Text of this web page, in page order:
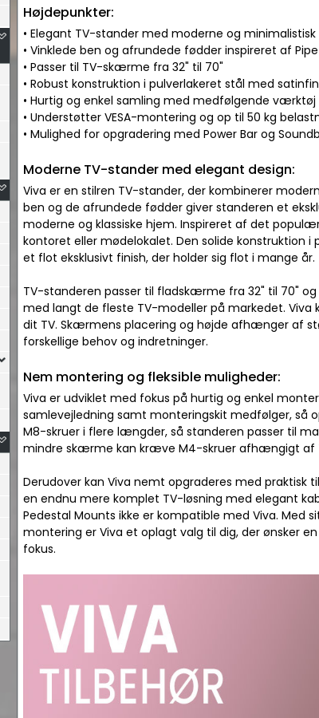
Højdepunkter:
• Elegant TV-stander med moderne og minimalistisk
• Vinklede ben og afrundede fødder inspireret af
• Passer til TV-skærme fra 32" til 70"
• Robust konstruktion i pulverlakeret stål med
• Hurtig og enkel samling med medfølgende værktøj
• Understøtter VESA-montering og op til 50 kg
• Mulighed for opgradering med Power Bar og
Moderne TV-stander med elegant design:
Viva er en stilren TV-stander, der kombinerer
ben og de afrundede fødder giver standeren et
moderne og klassiske hjem. Inspireret af det
kontoret eller mødelokalet. Den solide konstruktion
et flot eksklusivt finish, der holder sig flot i mange år.
TV-standeren passer til fladskærme fra 32" til 70"
med langt de fleste TV-modeller på markedet. Viva
dit TV. Skærmens placering og højde afhænger af
forskellige behov og indretninger.
Nem montering og fleksible muligheder:
Viva er udviklet med fokus på hurtig og enkel
samlevejledning samt monteringskit medfølger, så
M8-skruer i flere længder, så standeren passer til
mindre skærme kan kræve M4-skruer afhængigt af
Derudover kan Viva nemt opgraderes med praktisk
en endnu mere komplet TV-løsning med elegant
Pedestal Mounts ikke er kompatible med Viva. Med
montering er Viva et oplagt valg til dig, der ønsker
fokus.